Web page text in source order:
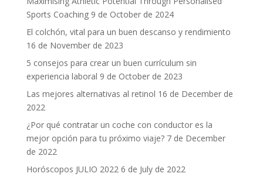
Sports Coaching 9 de October de 2024
El colchón, vital para un buen descanso y rendimiento
16 de November de 2023
5 consejos para crear un buen currículum sin
experiencia laboral 9 de October de 2023
Las mejores alternativas al retinol 16 de December de
2022
¿Por qué contratar un coche con conductor es la
mejor opción para tu próximo viaje? 7 de December
de 2022
Horóscopos JULIO 2022 6 de July de 2022